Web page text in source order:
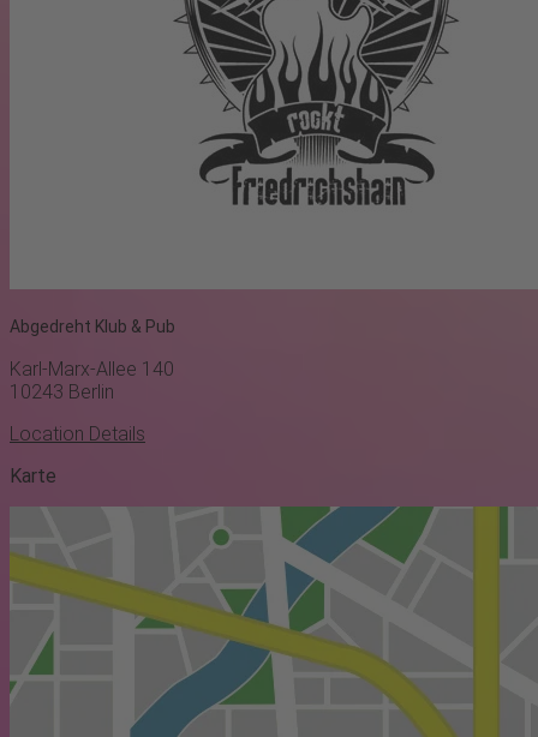
Abgedreht Klub & Pub
Karl-Marx-Allee 140
10243 Berlin
Location Details
Karte